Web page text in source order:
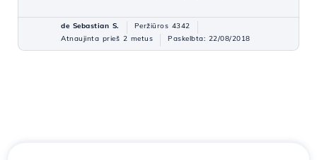
de Sebastian S.
Peržiūros 4342
Atnaujinta prieš 2 metus
Paskelbta: 22/08/2018